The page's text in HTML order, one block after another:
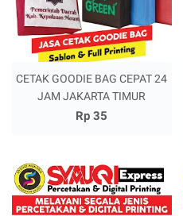
CETAK GOODIE BAG CEPAT 24
JAM JAKARTA TIMUR
Rp 35